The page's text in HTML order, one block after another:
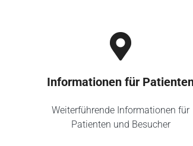
Informationen für
Weiterführende Informationen für
Patienten und Besucher